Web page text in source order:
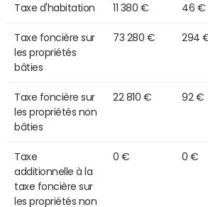
Taxe d'habitation 11 380 € 46 €
Taxe foncière sur
les propriétés
bâties
73 280 € 294
Taxe foncière sur
les propriétés non
bâties
22 810 € 92 €
Taxe
additionnelle à la
taxe foncière sur
les propriétés non
0 € 0 €